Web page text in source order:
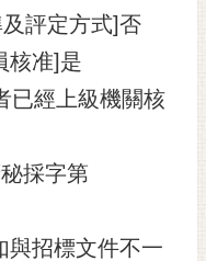
評定方式]否
核准]是
已經上級機關核
採字第
招標文件不一